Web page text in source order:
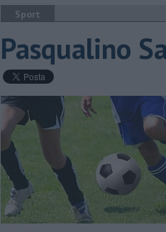
Sport
Pasqualino